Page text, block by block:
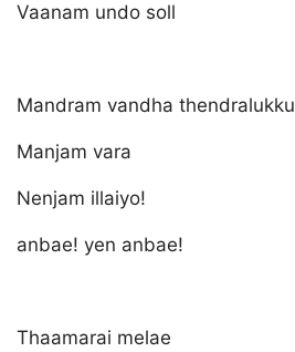
Vaanam undo soll
Mandram vandha thendralukku
Manjam vara
Nenjam illaiyo!
anbae! yen anbae!
Thaamarai melae